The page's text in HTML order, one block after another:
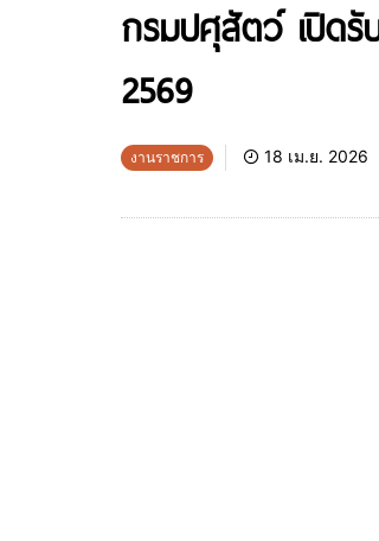
กรมปศุสัตว์ เปิด
2569
งานราชการ 18 เม.ย. 2026